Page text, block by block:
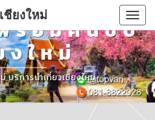
ชียงใหม่
ร้อมคนขับ
งใหม่
บริการนำเที่ยวเชียงใหม่